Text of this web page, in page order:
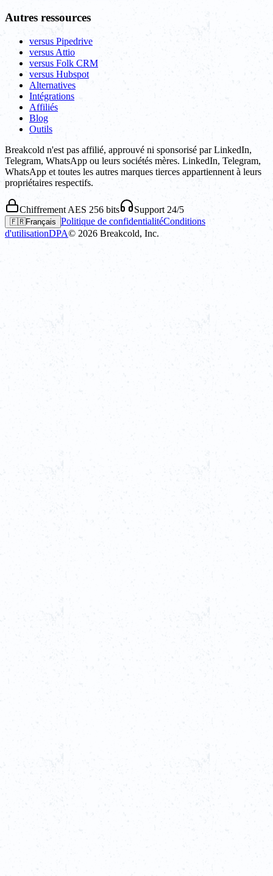
Autres ressources
versus Pipedrive
versus Attio
versus Folk CRM
versus Hubspot
Alternatives
Intégrations
Affiliés
Blog
Outils
Breakcold n'est pas affilié, approuvé ni sponsorisé par LinkedIn,
Telegram, WhatsApp ou leurs sociétés mères. LinkedIn, Telegram,
WhatsApp et toutes les autres marques tierces appartiennent à leurs
propriétaires respectifs.
Chiffrement AES 256 bits Support 24/5
🇫🇷Français Politique de confidentialitéConditions
d'utilisationDPA© 2026 Breakcold, Inc.